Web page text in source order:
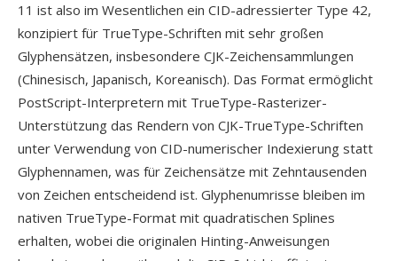
11 ist also im Wesentlichen ein CID-adressierter Type 42,
konzipiert für TrueType-Schriften mit sehr großen
Glyphensätzen, insbesondere CJK-Zeichensammlungen
(Chinesisch, Japanisch, Koreanisch). Das Format ermöglicht
PostScript-Interpretern mit TrueType-Rasterizer-
Unterstützung das Rendern von CJK-TrueType-Schriften
unter Verwendung von CID-numerischer Indexierung statt
Glyphennamen, was für Zeichensätze mit Zehntausenden
von Zeichen entscheidend ist. Glyphenumrisse bleiben im
nativen TrueType-Format mit quadratischen Splines
erhalten, wobei die originalen Hinting-Anweisungen